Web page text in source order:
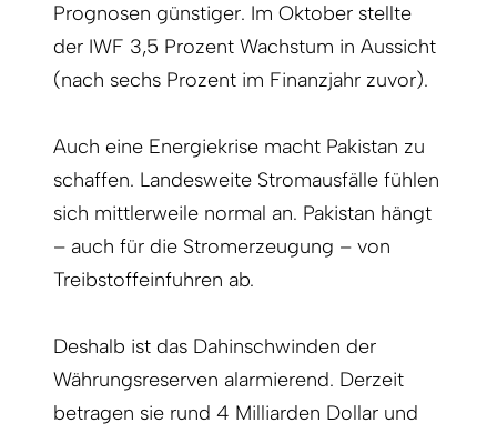
Prognosen günstiger. Im Oktober stellte
der IWF 3,5 Prozent Wachstum in Aussicht
(nach sechs Prozent im Finanzjahr zuvor).
Auch eine Energiekrise macht Pakistan zu
schaffen. Landesweite Stromausfälle fühlen
sich mittlerweile normal an. Pakistan hängt
– auch für die Stromerzeugung – von
Treibstoffeinfuhren ab.
Deshalb ist das Dahinschwinden der
Währungsreserven alarmierend. Derzeit
betragen sie rund 4 Milliarden Dollar und